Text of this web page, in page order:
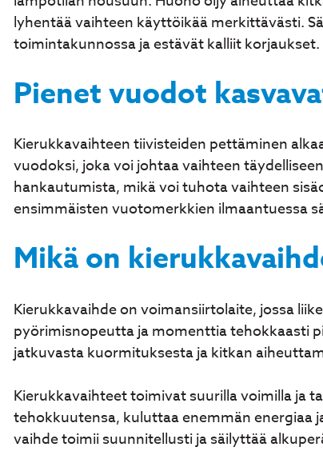
lyhentää vaihteen käyttöikää merkittävästi.
toimintakunnossa ja estävät kalliit korjaukset.
Pienet vuodot
Kierukkavaihteen tiivisteiden pettäminen
vuodoksi, joka voi johtaa vaihteen
hankautumista, mikä voi tuhota vaihteen
ensimmäisten vuotomerkkien ilmaantuessa
Mikä on
Kierukkavaihde on voimansiirtolaite, jossa
pyörimisnopeutta ja momenttia tehokkaasti
jatkuvasta kuormituksesta ja kitkan
Kierukkavaihteet toimivat suurilla voimilla ja
tehokkuutensa, kuluttaa enemmän energiaa
vaihde toimii suunnitellusti ja säilyttää